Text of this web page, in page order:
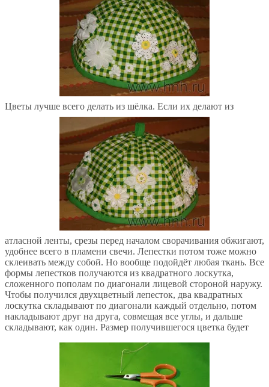
Цветы лучше всего делать из шёлка. Если их делают из
атласной ленты, срезы перед началом сворачивания обжигают,
удобнее всего в пламени свечи. Лепестки потом тоже можно
склеивать между собой. Но вообще подойдёт любая ткань. Все
формы лепестков получаются из квадратного лоскутка,
сложенного пополам по диагонали лицевой стороной наружу.
Чтобы получился двухцветный лепесток, два квадратных
лоскутка складывают по диагонали каждый отдельно, потом
накладывают друг на друга, совмещая все углы, и дальше
складывают, как один. Размер получившегося цветка будет